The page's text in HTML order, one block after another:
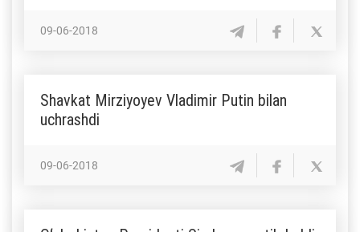
09-06-2018
Shavkat Mirziyoyev Vladimir Putin bilan
uchrashdi
09-06-2018